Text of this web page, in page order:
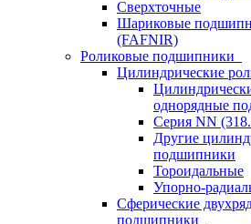
Сверхточные
Шариковые
(FAFNIR)
Роликовые подшипники
Цилиндрические
однорядные
Серия NN
Другие
подшипники
Тороидальные
Упорно-
Сферические
подшипники